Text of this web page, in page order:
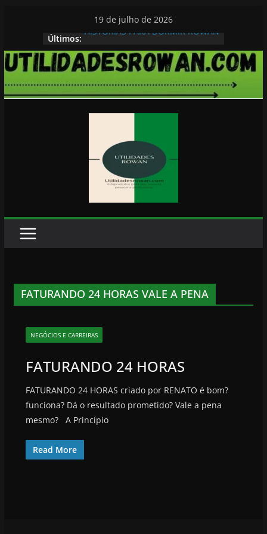
conteúdo
19 de julho de 2026
Últimos: HISTORIAS PARA DORMIR ROWAN
FATURANDO 24 HORAS VALE A PENA
NEGÓCIOS E CARREIRAS
FATURANDO 24 HORAS
FATURANDO 24 HORAS criado por RENATO é bom?
funciona? Dá o resultado prometido? Vale a pena
mesmo? A Princípio
Read More